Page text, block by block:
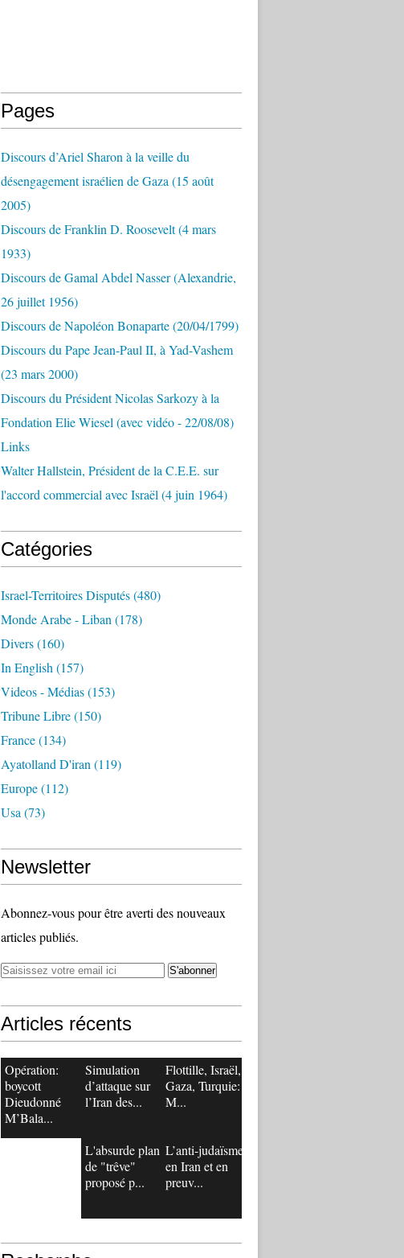
Pages
Discours d’Ariel Sharon à la veille du
désengagement israélien de Gaza (15 août
2005)
Discours de Franklin D. Roosevelt (4 mars
1933)
Discours de Gamal Abdel Nasser (Alexandrie,
26 juillet 1956)
Discours de Napoléon Bonaparte (20/04/1799)
Discours du Pape Jean-Paul II, à Yad-Vashem
(23 mars 2000)
Discours du Président Nicolas Sarkozy à la
Fondation Elie Wiesel (avec vidéo - 22/08/08)
Links
Walter Hallstein, Président de la C.E.E. sur
l'accord commercial avec Israël (4 juin 1964)
Catégories
Israel-Territoires Disputés(480)
Monde Arabe - Liban (178)
Divers(160)
In English (157)
Videos - Médias(153)
Tribune Libre(150)
France(134)
Ayatolland D'iran (119)
Europe(112)
Usa (73)
Newsletter
Abonnez-vous pour être averti des nouveaux
articles publiés.
Articles récents
Opération:
boycott
Dieudonné
M’Bala...
Simulation
d’attaque sur
l’Iran des...
Flottille, Israël,
Gaza, Turquie:
M...
L'absurde plan
de "trêve"
proposé p...
L’anti-judaïsme
en Iran et en
preuv...